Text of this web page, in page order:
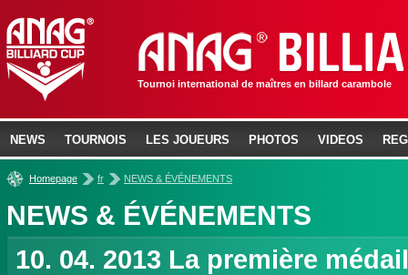
Homepage
» fr
» NEWS & ÉVÉNEMENTS
NEWS & ÉVÉNEMENTS
10. 04. 2013 La première
Tournoi international de maîtres en billard carambole
NEWS TOURNOIS LES JOUEURS PHOTOS VIDEOS